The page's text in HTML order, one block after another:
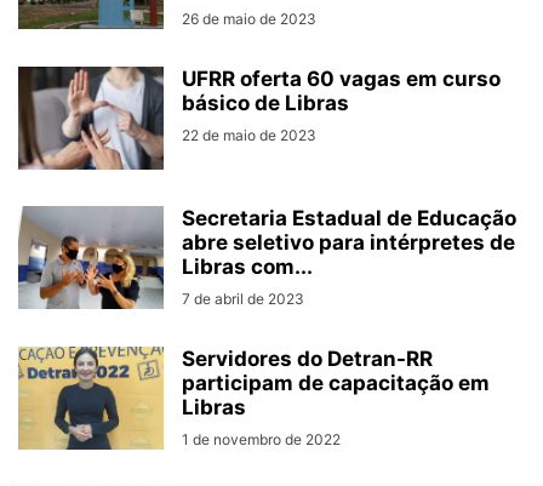
26 de maio de 2023
UFRR oferta 60 vagas em curso
básico de Libras
22 de maio de 2023
Secretaria Estadual de Educação
abre seletivo para intérpretes de
Libras com...
7 de abril de 2023
Servidores do Detran-RR
participam de capacitação em
Libras
1 de novembro de 2022